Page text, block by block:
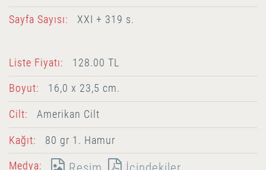
Sayfa Sayısı: XXI + 319 s.
Liste Fiyatı: 128.00 TL
Boyut: 16,0 x 23,5 cm.
Cilt: Amerikan Cilt
Kağıt: 80 gr 1. Hamur
Medya: